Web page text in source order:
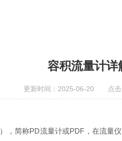
容积流量计详
更新时间：2025-06-20 点击
），简称PD流量计或PDF ，在流量